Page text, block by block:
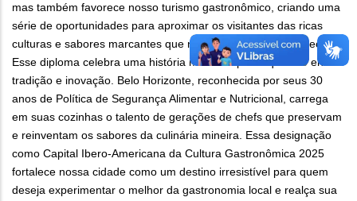
mas também favorece nosso turismo gastronômico, criando uma
série de oportunidades para aproximar os visitantes das ricas
culturas e sabores marcantes que nossa cidade tem a oferecer.
Esse diploma celebra uma história marcada pelo equilíbrio entre
tradição e inovação. Belo Horizonte, reconhecida por seus 30
anos de Política de Segurança Alimentar e Nutricional, carrega
em suas cozinhas o talento de gerações de chefs que preservam
e reinventam os sabores da culinária mineira. Essa designação
como Capital Ibero-Americana da Cultura Gastronômica 2025
fortalece nossa cidade como um destino irresistível para quem
deseja experimentar o melhor da gastronomia local e realça sua